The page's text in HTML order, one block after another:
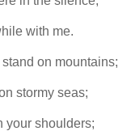
with me.
on mountains;
stormy seas;
your shoulders;